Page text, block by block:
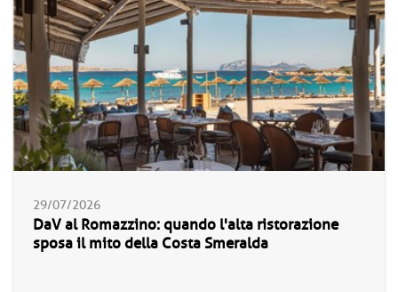
29/07/2026
DaV al Romazzino: quando l'alta ristorazione
sposa il mito della Costa Smeralda